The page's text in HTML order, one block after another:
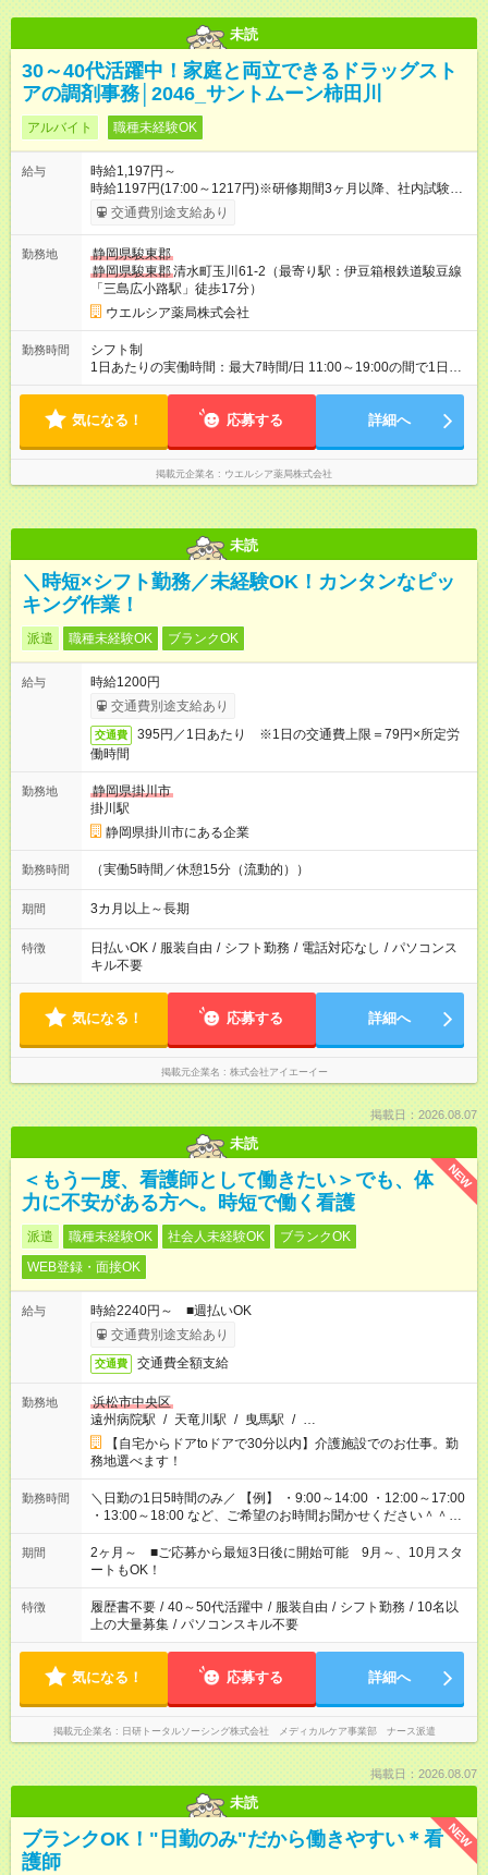
未読
30～40代活躍中！家庭と両立できるドラッグスト
アの調剤事務│2046_サントムーン柿田川
アルバイト 職種未経験OK
給与
時給1,197円～
時給1197円(17:00～1217円)※研修期間3ヶ月以降、社内試験に
よる更新判定あり 社内試験合格後、時給＋50～100円の昇給あ
り （大学生は＋20円） 試用期間あり：入社日から3ヶ月間／本
間の長さ：3ヶ月 雇用形態、給与は本採用時と同じです。
交通費別途支給あり
勤務地
静岡県駿東郡
静岡県駿東郡清水町玉川61-2（最寄り駅：伊豆箱根鉄道駿豆線
「三島広小路駅」徒歩17分）
ウエルシア薬局株式会社
勤務時間
シフト制
1日あたりの実働時間：最大7時間/日 11:00～19:00の間で1日7
時間の勤務 ☆週4～5日の勤務 ※勤務曜日応相談 ☆未経験・無資
気になる！ 応募する 詳細へ
掲載元企業名 ウエルシア薬局株式会社
未読
＼時短×シフト勤務／未経験OK！カンタンなピッ
キング作業！
派遣 職種未経験OK ブランクOK
給与
時給1200円
交通費別途支給あり
交通費
395円／1日あたり ※1日の交通費上限＝79円×所定労
働時間
勤務地
静岡県掛川市
掛川駅
静岡県掛川市にある企業
勤務時間 （実働5時間／休憩15分（流動的））
期間 3カ月以上～長期
特徴 日払いOK / 服装自由 / シフト勤務 / 電話対応なし / パソコンス
キル不要
気になる！ 応募する 詳細へ
掲載元企業名 株式会社アイエーイー
掲載日：2026.08.07
未読
NEW
＜もう一度、看護師として働きたい＞でも、体
力に不安がある方へ。時短で働く看護
派遣 職種未経験OK 社会人未経験OK
ブランクOK
WEB登録・面接OK
給与
時給2240円～ ■週払いOK
交通費別途支給あり
交通費 交通費全額支給
勤務地
浜松市中央区
遠州病院駅 / 天竜川駅 / 曳馬駅 / …
【自宅からドアtoドアで30分以内】介護施設でのお仕事。勤
務地選べます！
勤務時間
＼日勤の1日5時間のみ／ 【例】 ・9:00～14:00 ・12:00～17:00
・13:00～18:00 など、ご希望のお時間お聞かせください＾＾
「家族とお休みを合わせたい」 「子どもの迎えに行きたい」
「できれば残業はしたくない」 など、ご希望があれば教えてく
ださいね。 ※Wワーク希望の方へ 今ご覧のお仕事で希望する勤
務時間と、もう1つのお仕事の勤務時間が 合計で週40時間を超
える場合は応募できません
期間
2ヶ月～ ■ご応募から最短3日後に開始可能 9月～、10月スタ
ートもOK！
特徴 履歴書不要 / 40～50代活躍中 / 服装自由 / シフト勤務 / 10名以
上の大量募集 / パソコンスキル不要
気になる！ 応募する 詳細へ
掲載元企業名 日研トータルソーシング株式会社 メディカルケア事業部 ナース派遣
掲載日：2026.08.07
未読
NEW
ブランクOK！"日勤のみ"だから働きやすい＊看
護師